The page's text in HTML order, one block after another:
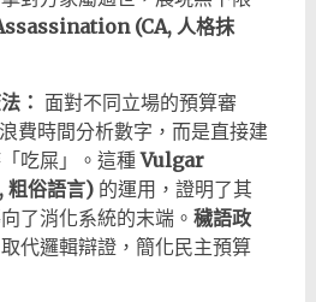
(CA, 人格抹
： 面對不同立場的預算審
費時間分析數字，而是直接建
吃屎」。這種Vulgar
俗語言)的運用，證明了其
了消化系統的末端。 穢語政
代邏輯辯證，簡化民主預算